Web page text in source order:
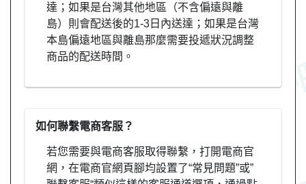
達；如果是台灣其他地區（不含偏遠與離
島）則會配送後的1-3日內送達；如果是台灣
本島偏遠地區與離島那麼需要投遞狀況調整
商品的配送時間。
如何聯繫電商客服？
若您需要與電商客服取得聯繫，打開電商官
網，在電商官網頁腳均設置了“常見問題”或”